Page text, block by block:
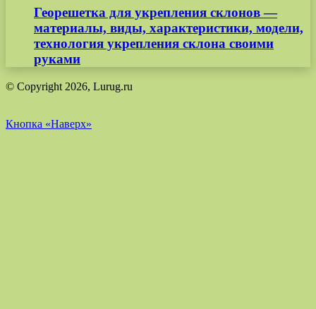
Георешетка для укрепления склонов —
материалы, виды, характеристики, модели,
технология укрепления склона своими
руками
© Copyright 2026, Lurug.ru
Кнопка «Наверх»